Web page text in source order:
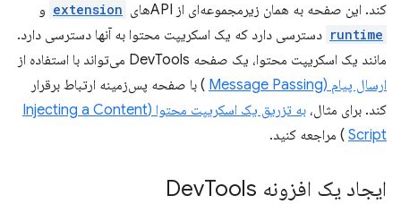
کند. این صفحه به همان زیرمجموعه‌ای از APIهای
extension و
runtime دسترسی دارد که یک اسکریپت محتوا به آنها دسترسی دارد.
مانند یک اسکریپت محتوا، یک صفحه DevTools می‌تواند با استفاده از
ارسال پیام (Message Passing
) با صفحه پس‌زمینه ارتباط برقرار
کند. برای مثال،
به تزریق یک اسکریپت محتوا (Injecting a Content
Script ) مراجعه کنید.
ایجاد یک افزونه Dev Tools